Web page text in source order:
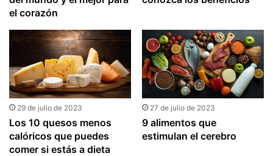
el corazón
29 de julio de 2023
Los 10 quesos menos
calóricos que puedes
comer si estás a dieta
27 de julio de 2023
9 alimentos que
estimulan el cerebro